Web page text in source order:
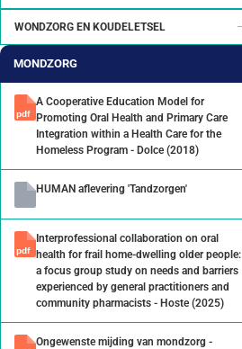
WONDZORG EN KOUDELETSEL
MONDZORG
A Cooperative Education Model for
Promoting Oral Health and Primary Care
Integration within a Health Care for the
Homeless Program - Dolce (2018)
HUMAN aflevering 'Tandzorgen'
Interprofessional collaboration on oral
health for frail home-dwelling older people:
a focus group study on needs and barriers
experienced by general practitioners and
community pharmacists - Hoste (2025)
Ongewenste mijding van mondzorg -